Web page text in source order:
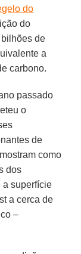
do
do
de
a
carbono.
passado
o
de
como
dos
a superfície
a cerca de
–